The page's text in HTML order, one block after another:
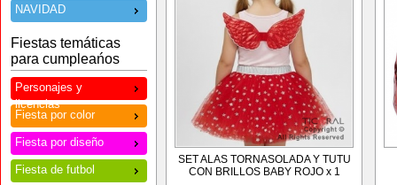
NAVIDAD
Fiestas temáticas
para cumpleańos
Personajes y
licencias
Fiesta por color
Fiesta por diseño
Fiesta de futbol
SET ALAS TORNASOLADA Y TUTU
CON BRILLOS BABY ROJO x 1